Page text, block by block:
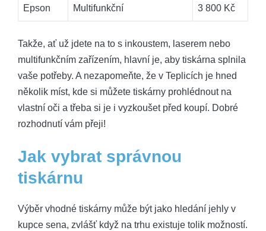
Epson Multifunkční 3 800 Kč
Takže, ať už jdete na to s inkoustem, laserem nebo
multifunkčním zařízením, hlavní je, aby tiskárna splnila
vaše potřeby. A nezapomeňte, že v Teplicích je hned
několik míst, kde si můžete tiskárny prohlédnout na
vlastní oči a třeba si je i vyzkoušet před koupí. Dobré
rozhodnutí vám přeji!
Jak vybrat správnou
tiskárnu
Výběr vhodné tiskárny může být jako hledání jehly v
kupce sena, zvlášť když na trhu existuje tolik možností.